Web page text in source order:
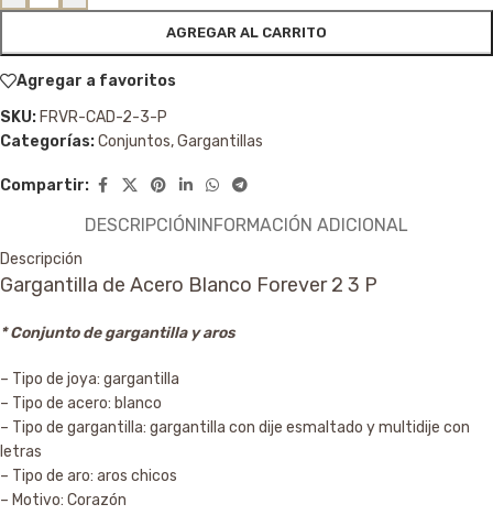
AGREGAR AL CARRITO
Agregar a favoritos
SKU: FRVR-CAD-2-3-P
Categorías:Conjuntos,Gargantillas
Compartir:
DESCRIPCIÓNINFORMACIÓN ADICIONAL
Descripción
Gargantilla de Acero Blanco Forever 2 3 P
* Conjunto de gargantilla y aros
– Tipo de joya: gargantilla
– Tipo de acero: blanco
– Tipo de gargantilla: gargantilla con dije esmaltado y multidije con
letras
– Tipo de aro: aros chicos
– Motivo: Corazón